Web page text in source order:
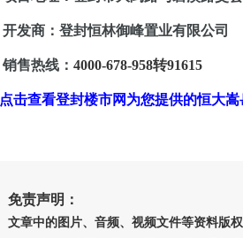
开发商：登封恒林御峰置业有限公司
销售热线： 4000-678-958转91615
点击查看登封楼市网为您提供的恒大
免责声明：
文章中的图片、音频、视频文件等资料版